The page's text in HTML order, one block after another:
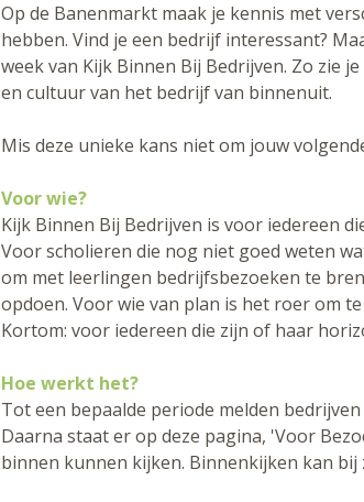
Op de Banenmarkt maak je kennis met
hebben. Vind je een bedrijf interessant?
week van Kijk Binnen Bij Bedrijven. Zo zie
en cultuur van het bedrijf van binnenuit.
Mis deze unieke kans niet om jouw
Voor wie?
Kijk Binnen Bij Bedrijven is voor iedereen
Voor scholieren die nog niet goed weten
om met leerlingen bedrijfsbezoeken te
opdoen. Voor wie van plan is het roer om
Kortom: voor iedereen die zijn of haar
Hoe werkt het?
Tot een bepaalde periode melden
Daarna staat er op deze pagina, 'Voor
binnen kunnen kijken. Binnenkijken kan